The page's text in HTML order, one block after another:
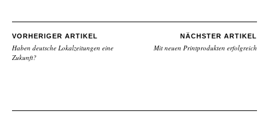
VORHERIGER ARTIKEL
Haben deutsche Lokalzeitungen eine
Zukunft?
NÄCHSTER ARTIKEL
Mit neuen Printprodukten erfolgreich